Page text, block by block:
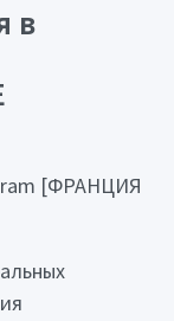
в
[ФРАНЦИЯ